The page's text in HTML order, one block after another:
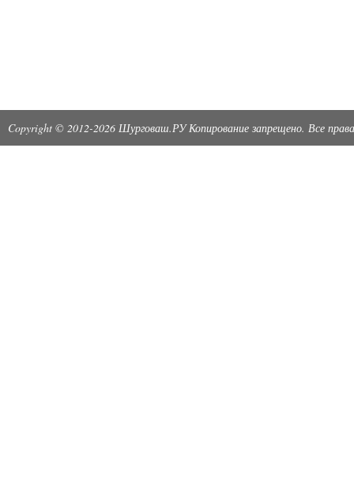
Copyright © 2012-2026 Шурговаш.РУ Копирование запрещено. Все